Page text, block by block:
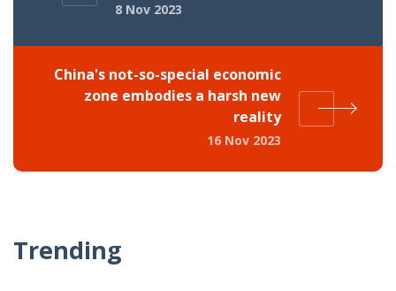
8 Nov 2023
China's not-so-special economic
zone embodies a harsh new
reality
16 Nov 2023
Trending